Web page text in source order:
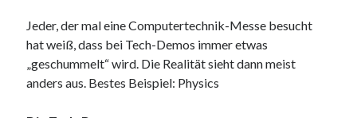
Jeder, der mal eine Computertechnik-Messe besucht
hat weiß, dass bei Tech-Demos immer etwas
„geschummelt“ wird. Die Realität sieht dann meist
anders aus. Bestes Beispiel: Physics